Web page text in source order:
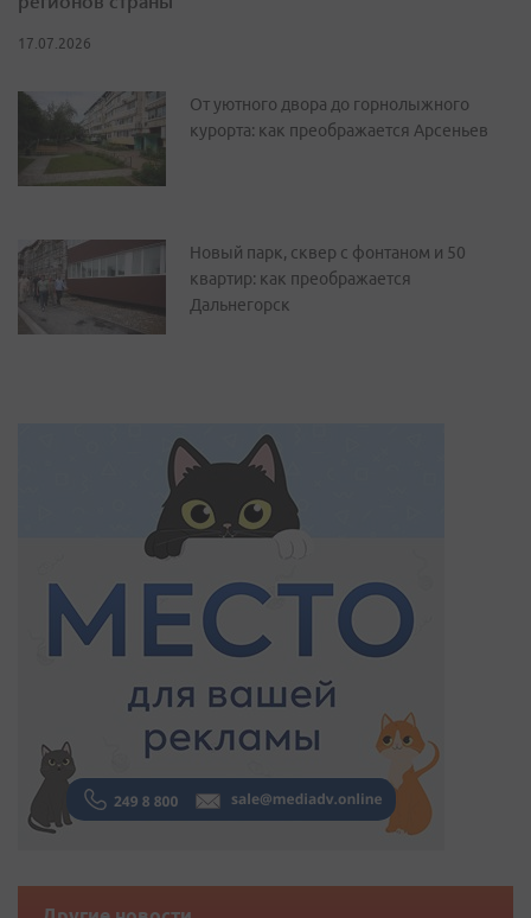
17.07.2026
От уютного двора до горнолыжного
курорта: как преображается Арсеньев
Новый парк, сквер с фонтаном и 50
квартир: как преображается
Дальнегорск